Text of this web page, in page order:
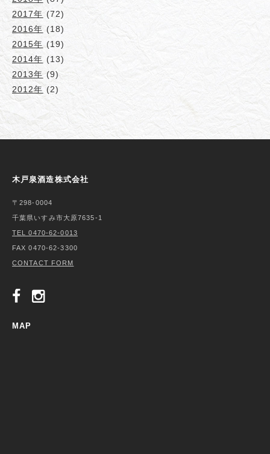
2017年 (72)
2016年 (18)
2015年 (19)
2014年 (13)
2013年 (9)
2012年 (2)
木戸泉酒造株式会社
〒298-0004
千葉県いすみ市大原7635-1
TEL 0470-62-0013
FAX 0470-62-3300
CONTACT FORM
MAP